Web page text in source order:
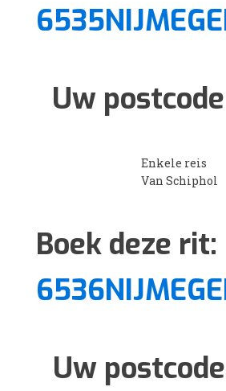
Uw
Enkele reis
Van Schiphol
Boek deze rit:
Uw